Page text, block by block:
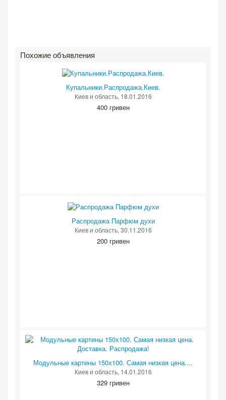
Похожие объявления
Купальники.Распродажа.Киев.
Киев и область, 18.01.2016
400 гривен
Распродажа Парфюм духи
Киев и область, 30.11.2016
200 гривен
Модульные картины 150х100. Самая низкая цена....
Киев и область, 14.01.2016
329 гривен